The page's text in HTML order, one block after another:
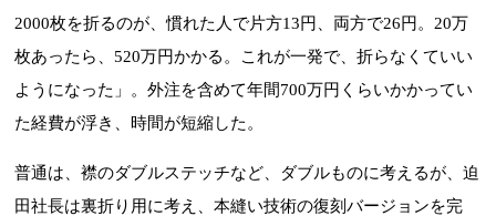
2000枚を折るのが、慣れた人で片方13円、両方で26円。20万
枚あったら、520万円かかる。これが一発で、折らなくていい
ようになった」。外注を含めて年間700万円くらいかかってい
た経費が浮き、時間が短縮した。
普通は、襟のダブルステッチなど、ダブルものに考えるが、迫
田社長は裏折り用に考え、本縫い技術の復刻バージョンを完